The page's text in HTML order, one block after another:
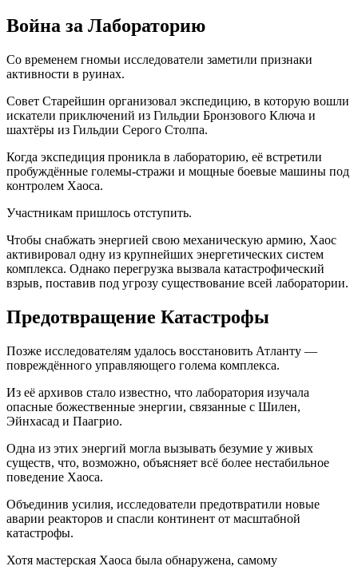
Война за Лабораторию
Со временем гномьи исследователи заметили признаки
активности в руинах.
Совет Старейшин организовал экспедицию, в которую вошли
искатели приключений из Гильдии Бронзового Ключа и
шахтёры из Гильдии Серого Столпа.
Когда экспедиция проникла в лабораторию, её встретили
пробуждённые големы-стражи и мощные боевые машины под
контролем Хаоса.
Участникам пришлось отступить.
Чтобы снабжать энергией свою механическую армию, Хаос
активировал одну из крупнейших энергетических систем
комплекса. Однако перегрузка вызвала катастрофический
взрыв, поставив под угрозу существование всей лаборатории.
Предотвращение Катастрофы
Позже исследователям удалось восстановить Атланту —
повреждённого управляющего голема комплекса.
Из её архивов стало известно, что лаборатория изучала
опасные божественные энергии, связанные с Шилен,
Эйнхасад и Паагрио.
Одна из этих энергий могла вызывать безумие у живых
существ, что, возможно, объясняет всё более нестабильное
поведение Хаоса.
Объединив усилия, исследователи предотвратили новые
аварии реакторов и спасли континент от масштабной
катастрофы.
Хотя мастерская Хаоса была обнаружена, самому